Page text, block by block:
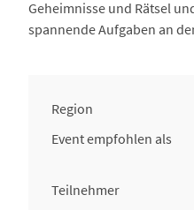
Geheimnisse und Rätsel
spannende Aufgaben an
Region
Event empfohlen als
Teilnehmer